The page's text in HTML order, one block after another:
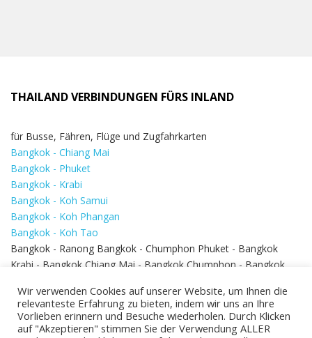
THAILAND VERBINDUNGEN FÜRS INLAND
für Busse, Fähren, Flüge und Zugfahrkarten
Bangkok - Chiang Mai
Bangkok - Phuket
Bangkok - Krabi
Bangkok - Koh Samui
Bangkok - Koh Phangan
Bangkok - Koh Tao
Bangkok - Ranong Bangkok - Chumphon Phuket - Bangkok
Krabi - Bangkok Chiang Mai - Bangkok Chumphon - Bangkok
Bangkok - Hua Hin
Wir verwenden Cookies auf unserer Website, um Ihnen die
relevanteste Erfahrung zu bieten, indem wir uns an Ihre
Vorlieben erinnern und Besuche wiederholen. Durch Klicken
auf "Akzeptieren" stimmen Sie der Verwendung ALLER